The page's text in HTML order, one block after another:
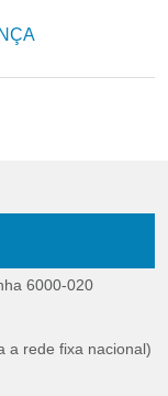
6000-020
a rede fixa nacional)